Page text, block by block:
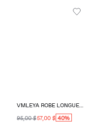
VMLEYA ROBE LONGUE COUPE RÉGULIÈRE COL CARRÉ
95,00 $57,00 $ 40%